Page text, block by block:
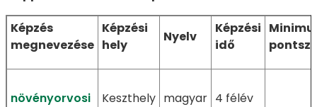
Képzés
megnevezése
Képzési
hely
Nyelv
Képzési
idő
növényorvosi Keszthely magyar 4 félév